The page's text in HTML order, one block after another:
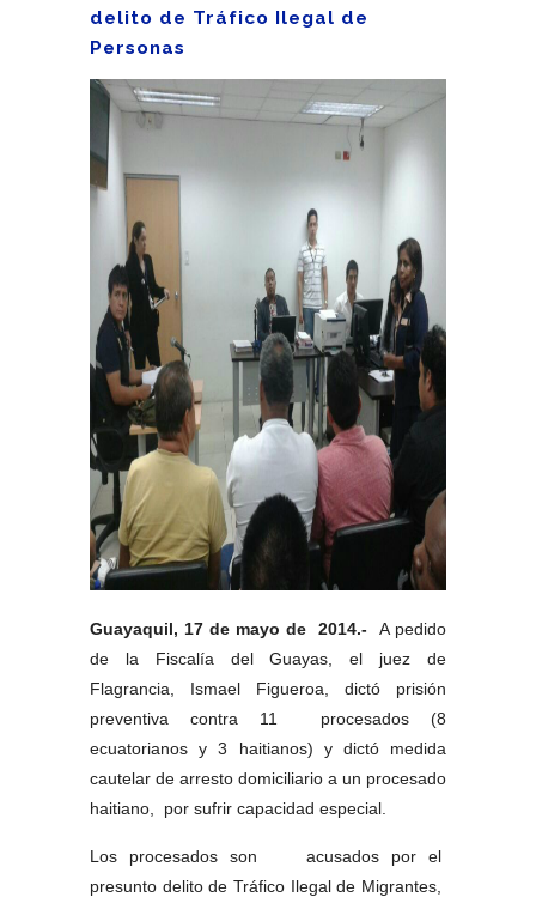
delito de Tráfico Ilegal de
Personas
Guayaquil, 17 de mayo de 2014.-
A pedido
de la Fiscalía del Guayas, el juez de
Flagrancia, Ismael Figueroa, dictó prisión
preventiva contra 11 procesados (8
ecuatorianos y 3 haitianos) y dictó medida
cautelar de arresto domiciliario a un procesado
haitiano, por sufrir capacidad especial.
Los procesados son acusados por el
presunto delito de Tráfico Ilegal de Migrantes,